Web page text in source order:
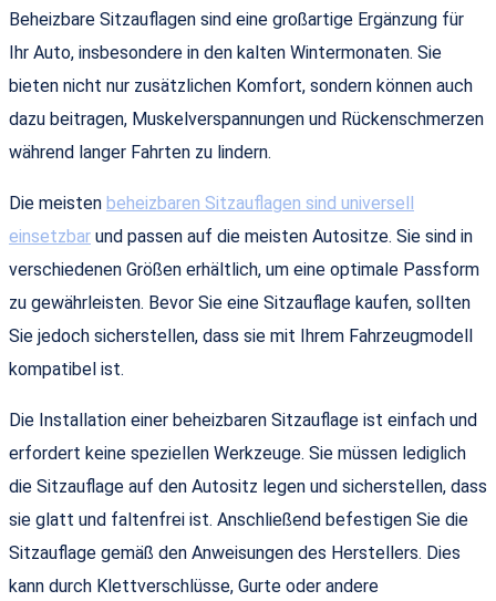
Beheizbare Sitzauflagen sind eine großartige Ergänzung für
Ihr Auto, insbesondere in den kalten Wintermonaten. Sie
bieten nicht nur zusätzlichen Komfort, sondern können auch
dazu beitragen, Muskelverspannungen und Rückenschmerzen
während langer Fahrten zu lindern.
Die meisten beheizbaren Sitzauflagen sind universell
einsetzbar und passen auf die meisten Autositze. Sie sind in
verschiedenen Größen erhältlich, um eine optimale Passform
zu gewährleisten. Bevor Sie eine Sitzauflage kaufen, sollten
Sie jedoch sicherstellen, dass sie mit Ihrem Fahrzeugmodell
kompatibel ist.
Die Installation einer beheizbaren Sitzauflage ist einfach und
erfordert keine speziellen Werkzeuge. Sie müssen lediglich
die Sitzauflage auf den Autositz legen und sicherstellen, dass
sie glatt und faltenfrei ist. Anschließend befestigen Sie die
Sitzauflage gemäß den Anweisungen des Herstellers. Dies
kann durch Klettverschlüsse, Gurte oder andere